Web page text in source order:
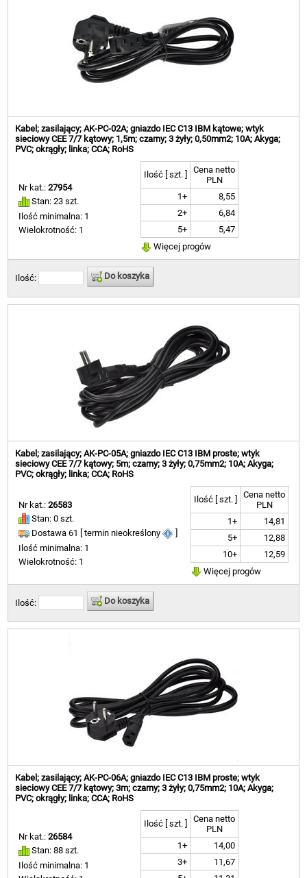
Kabel; zasilający; AK-PC-02A; gniazdo IEC C13 IBM kątowe; wtyk
sieciowy CEE 7/7 kątowy; 1,5m; czarny; 3 żyły; 0,50mm2; 10A; Akyga;
PVC; okrągły; linka; CCA; RoHS
Nr kat.:27954
Stan: 23 szt.
Ilość minimalna: 1
Wielokrotność: 1
Ilość [ szt. ]
Cena netto
PLN
1+
8,55
2+
6,84
5+
5,47
Więcej progów
Ilość: Do koszyka
Kabel; zasilający; AK-PC-05A; gniazdo IEC C13 IBM proste; wtyk
sieciowy CEE 7/7 kątowy; 5m; czarny; 3 żyły; 0,75mm2; 10A; Akyga;
PVC; okrągły; linka; CCA; RoHS
Nr kat.:26583
Stan: 0 szt.
Dostawa 61 [ termin nieokreślony
Ilość minimalna: 1
Wielokrotność: 1
Ilość [ szt. ]
Cena netto
PLN
1+
14,81
5+
12,88
10+
12,59
Więcej progów
Ilość: Do koszyka
Kabel; zasilający; AK-PC-06A; gniazdo IEC C13 IBM proste; wtyk
sieciowy CEE 7/7 kątowy; 3m; czarny; 3 żyły; 0,75mm2; 10A; Akyga;
PVC; okrągły; linka; CCA; RoHS
Nr kat.:26584
Stan: 88 szt.
Ilość minimalna: 1
Ilość [ szt. ]
Cena netto
PLN
1+
14,00
3+
11,67